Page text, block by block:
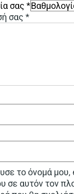
σας *
σας *
το όνομά μου,
σε αυτόν τον